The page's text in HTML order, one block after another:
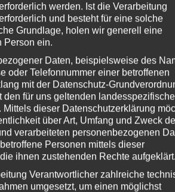
1:2 Anschlusstreffer erzielen. Der
den Ausgleich erzielen konnte. Das
einem Befreiungsschlag von Pascal
Halbzeitpause.
tollen Paraden immer wieder im Spiel
den Kopfball nicht perfekt und der
zum Ausgleich. Bis zum Ende
Spiel.
kann an dieser Stelle nur
werden. Ist die Verarbeitung
und besteht für eine solche
Grundlage, holen wir generell eine
Person ein.
Daten, beispielsweise des
oder Telefonnummer einer betroffenen
mit der Datenschutz-
den für uns geltenden
dieser Datenschutzerklärung
über Art, Umfang und Zweck
verarbeiteten personenbezogenen
Personen mittels dieser
ihnen zustehenden Rechte aufgeklärt.
Verantwortlicher zahlreiche
umgesetzt, um einen möglichst